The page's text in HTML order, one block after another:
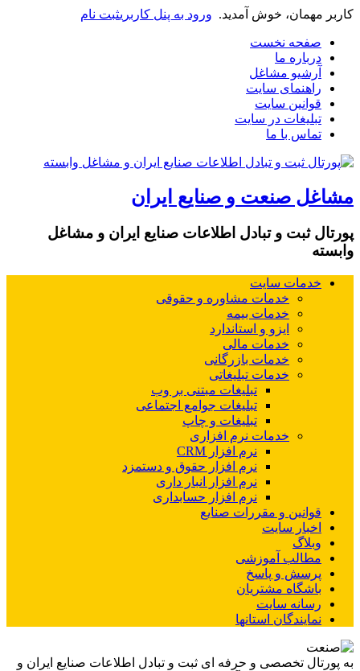
کاربر مهمان، خوش آمدید. ورود به پنل کاربریثبت نام
صفحه نخست
درباره ما
آرشیو مشاغل
راهنمای سایت
قوانین سایت
تبلیغات در سایت
تماس با ما
مشاغل صنعت و صنایع ایران
پورتال ثبت و تبادل اطلاعات صنایع ایران و مشاغل
وابسته
خدمات سایت
خدمات مشاوره و حقوقی
خدمات بیمه
ایزو و استاندارد
خدمات مالی
خدمات بازرگانی
خدمات تبلیغاتی
تبلیغات مبتنی بر وب
تبلیغات جوامع اجتماعی
تبلیغات و چاپ
خدمات نرم افزاری
نرم افزار CRM
نرم افزار حقوق و دستمزد
نرم افزار انبار داری
نرم افزار حسابداری
قوانین و مقررات صنایع
اخبار سایت
وبلاگ
مطالب آموزشی
پرسش و پاسخ
باشگاه مشتریان
رسانه سایت
نمایندگان استانها
به پورتال تخصصی و حرفه ای ثبت و تبادل اطلاعات صنایع ایران و